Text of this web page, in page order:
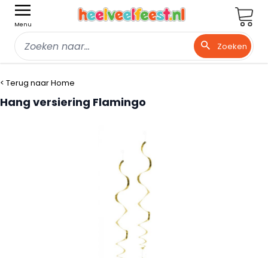
Menu
Zoeken
< Terug naar Home
Hang versiering Flamingo